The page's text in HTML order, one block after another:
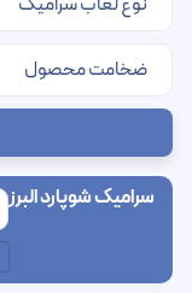
سرامیک شوپارد البرز